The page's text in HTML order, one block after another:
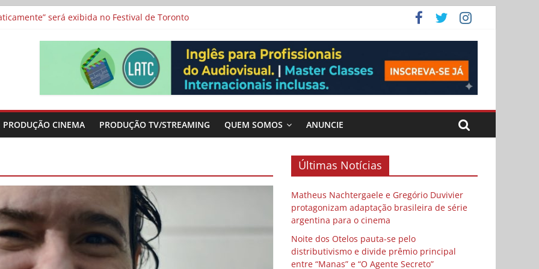
será exibida no Festival de Toronto
e divide prêmio principal entre “Manas” e “O Agente Secreto”
metragens sobre envelhecimento criados a partir de histórias de vida
“Os Feiticeiros Inocentes” e filme-tributo de Wajda a Zbigniew Cybulski
PRODUÇÃO CINEMA PRODUÇÃO TV/STREAMING QUEM SOMOS ANUNCIE
Últimas Notícias
Matheus Nachtergaele e Gregório Duvivier
protagonizam adaptação brasileira de série
argentina para o cinema
Noite dos Otelos pauta-se pelo
distributivismo e divide prêmio principal
entre “Manas” e “O Agente Secreto”